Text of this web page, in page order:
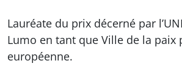
Lauréate du prix décerné par
Lumo en tant que Ville de la paix
européenne.